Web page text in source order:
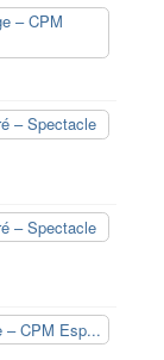
– CPM
– Spectacle
– Spectacle
– CPM Esp...